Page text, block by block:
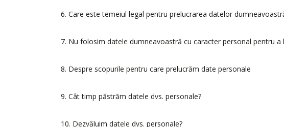
6. Care este temeiul legal pentru prelucrarea datelor
7. Nu folosim datele dumneavoastră cu caracter personal pentru
8. Despre scopurile pentru care prelucrăm date personale
9. Cât timp păstrăm datele dvs. personale?
10. Dezvăluim datele dvs. personale?